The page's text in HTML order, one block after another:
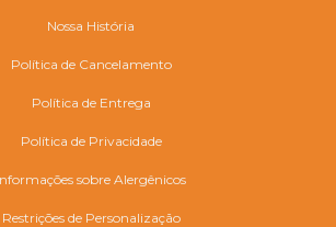
Nossa História
Política de Cancelamento
Política de Entrega
Política de Privacidade
sobre Alergênicos
Restrições de Personalização